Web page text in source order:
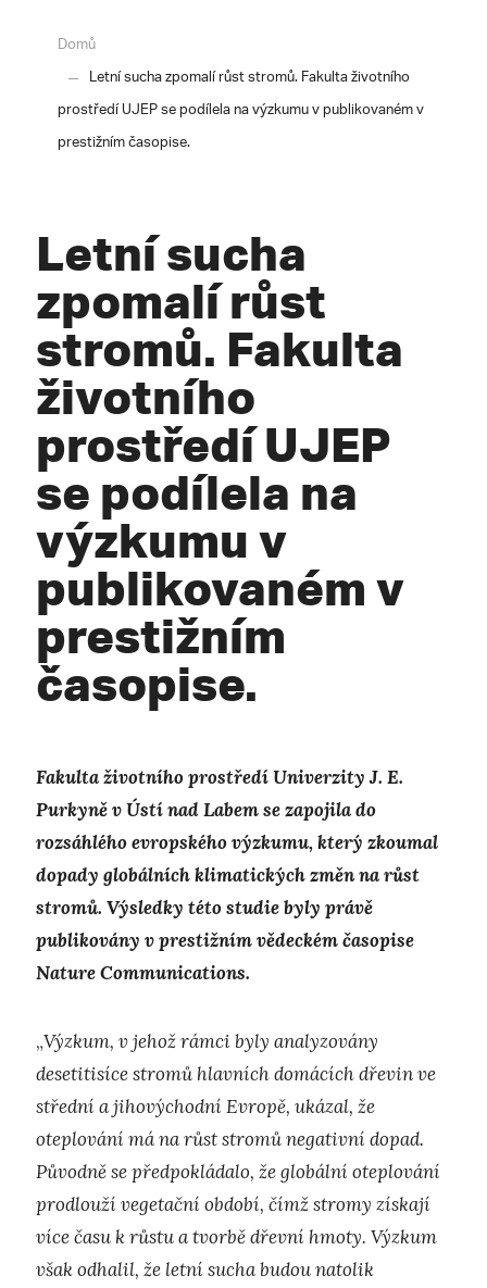
Domů
Letní sucha zpomalí růst stromů. Fakulta životního
prostředí UJEP se podílela na výzkumu v publikovaném v
prestižním časopise.
Letní sucha
zpomalí růst
stromů. Fakulta
životního
prostředí UJEP
se podílela na
výzkumu v
publikovaném v
prestižním
časopise.
Fakulta životního prostředí Univerzity J. E.
Purkyně v Ústí nad Labem se zapojila do
rozsáhlého evropského výzkumu, který zkoumal
dopady globálních klimatických změn na růst
stromů. Výsledky této studie byly právě
publikovány v prestižním vědeckém časopise
Nature Communications.
„Výzkum, v jehož rámci byly analyzovány
desetitisíce stromů hlavních domácích dřevin ve
střední a jihovýchodní Evropě, ukázal, že
oteplování má na růst stromů negativní dopad.
Původně se předpokládalo, že globální oteplování
prodlouží vegetační období, čímž stromy získají
více času k růstu a tvorbě dřevní hmoty. Výzkum
však odhalil, že letní sucha budou natolik